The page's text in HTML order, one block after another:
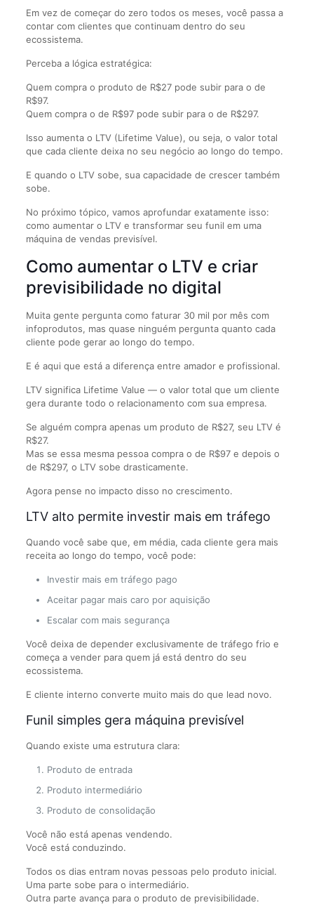
Em vez de começar do zero todos os meses, você passa a
contar com clientes que continuam dentro do seu
ecossistema.
Perceba a lógica estratégica:
Quem compra o produto de R$27 pode subir para o de
R$97.
Quem compra o de R$97 pode subir para o de R$297.
Isso aumenta o LTV (Lifetime Value), ou seja, o valor total
que cada cliente deixa no seu negócio ao longo do tempo.
E quando o LTV sobe, sua capacidade de crescer também
sobe.
No próximo tópico, vamos aprofundar exatamente isso:
como aumentar o LTV e transformar seu funil em uma
máquina de vendas previsível.
Como aumentar o LTV e criar
previsibilidade no digital
Muita gente pergunta como faturar 30 mil por mês com
infoprodutos, mas quase ninguém pergunta quanto cada
cliente pode gerar ao longo do tempo.
E é aqui que está a diferença entre amador e profissional.
LTV significa Lifetime Value — o valor total que um cliente
gera durante todo o relacionamento com sua empresa.
Se alguém compra apenas um produto de R$27, seu LTV é
R$27.
Mas se essa mesma pessoa compra o de R$97 e depois o
de R$297, o LTV sobe drasticamente.
Agora pense no impacto disso no crescimento.
LTV alto permite investir mais em tráfego
Quando você sabe que, em média, cada cliente gera mais
receita ao longo do tempo, você pode:
Investir mais em tráfego pago
Aceitar pagar mais caro por aquisição
Escalar com mais segurança
Você deixa de depender exclusivamente de tráfego frio e
começa a vender para quem já está dentro do seu
ecossistema.
E cliente interno converte muito mais do que lead novo.
Funil simples gera máquina previsível
Quando existe uma estrutura clara:
Produto de entrada
Produto intermediário
Produto de consolidação
Você não está apenas vendendo.
Você está conduzindo.
Todos os dias entram novas pessoas pelo produto inicial.
Uma parte sobe para o intermediário.
Outra parte avança para o produto de previsibilidade.